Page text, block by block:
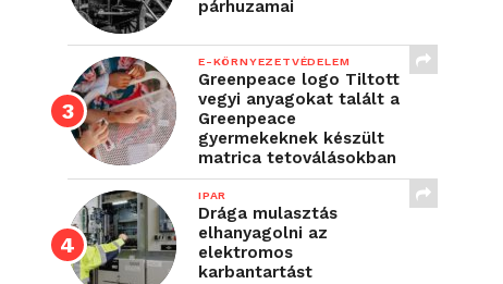
párhuzamai
E-KÖRNYEZETVÉDELEM
Greenpeace logo Tiltott
vegyi anyagokat talált a
Greenpeace
gyermekeknek készült
matrica tetoválásokban
IPAR
Drága mulasztás
elhanyagolni az
elektromos
karbantartást